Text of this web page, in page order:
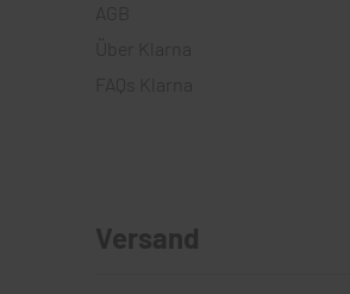
AGB
FAQs Klarna
Versand